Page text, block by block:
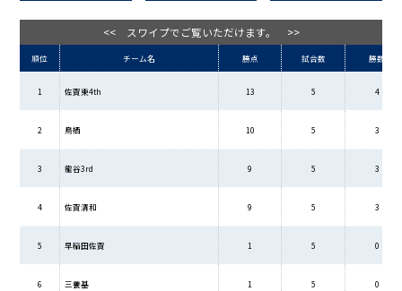
<< スワイプでご覧いただけます。 >>
順位 チーム名 勝点 試合数 勝数
1 佐賀東4th 13 5 4
2 鳥栖 10 5 3
3 龍谷3rd 9 5 3
4 佐賀清和 9 5 3
5 早稲田佐賀 1 5 0
6 三養基 1 5 0